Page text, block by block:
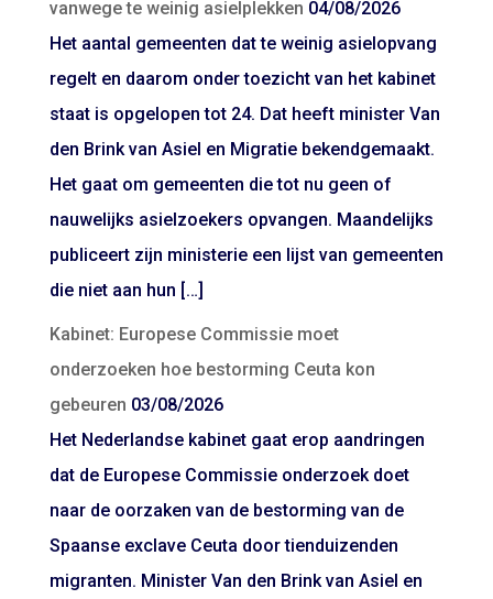
vanwege te weinig asielplekken 04/08/2026
Het aantal gemeenten dat te weinig asielopvang
regelt en daarom onder toezicht van het kabinet
staat is opgelopen tot 24. Dat heeft minister Van
den Brink van Asiel en Migratie bekendgemaakt.
Het gaat om gemeenten die tot nu geen of
nauwelijks asielzoekers opvangen. Maandelijks
publiceert zijn ministerie een lijst van gemeenten
die niet aan hun […]
Kabinet: Europese Commissie moet
onderzoeken hoe bestorming Ceuta kon
gebeuren 03/08/2026
Het Nederlandse kabinet gaat erop aandringen
dat de Europese Commissie onderzoek doet
naar de oorzaken van de bestorming van de
Spaanse exclave Ceuta door tienduizenden
migranten. Minister Van den Brink van Asiel en